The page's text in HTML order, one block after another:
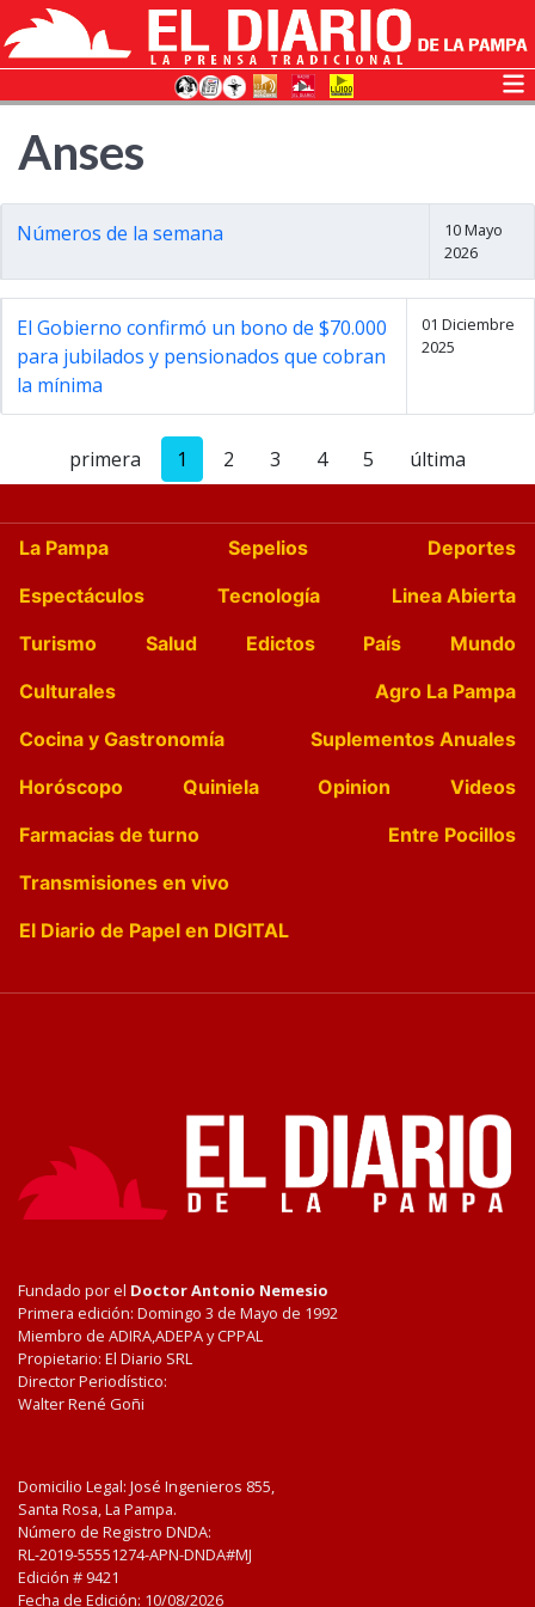
Anses
Números de la semana
10 Mayo
2026
El Gobierno confirmó un bono de $70.000
para jubilados y pensionados que cobran
la mínima
01 Diciembre
2025
primera 1 2 3 4 5 última
La Pampa Sepelios
Deportes
Espectáculos
Tecnología
Linea Abierta
Turismo
Salud Edictos País
Mundo
Culturales
Agro La Pampa
Cocina y Gastronomía
Suplementos Anuales
Horóscopo
Quiniela Opinion
Videos
Farmacias de turno
Entre Pocillos
Transmisiones en vivo
El Diario de Papel en DIGITAL
Fundado por el Doctor Antonio Nemesio
Primera edición: Domingo 3 de Mayo de 1992
Miembro de ADIRA,ADEPA y CPPAL
Propietario: El Diario SRL
Director Periodístico:
Walter René Goñi
Domicilio Legal: José Ingenieros 855,
Santa Rosa, La Pampa.
Número de Registro DNDA:
RL-2019-55551274-APN-DNDA#MJ
Edición # 9421
Fecha de Edición: 10/08/2026